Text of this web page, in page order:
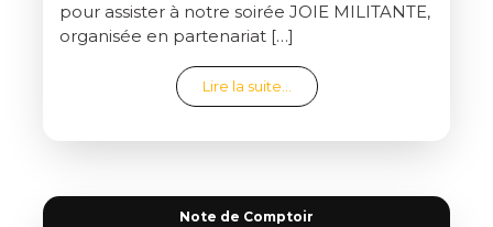
pour assister à notre soirée JOIE MILITANTE,
organisée en partenariat […]
Lire la suite… from C’était la joie !
Note de Comptoir